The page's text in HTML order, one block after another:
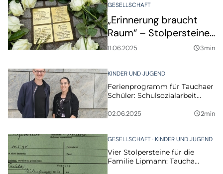
GESELLSCHAFT
„Erinnerung braucht
Raum“ – Stolpersteine
für Familie Lipmann in
11.06.2025 query_builder3min
KINDER UND JUGEND
Ferienprogramm für Tauchaer
Schüler: Schulsozialarbeit
02.06.2025 query_builder2min
GESELLSCHAFT KINDER UND JUGEND
Vier Stolpersteine für die
Familie Lipmann: Taucha